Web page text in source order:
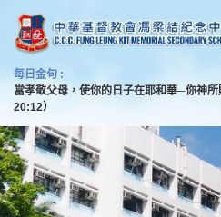
每日金句 :
當孝敬父母，使你的日子在耶和華─你神
20:12）